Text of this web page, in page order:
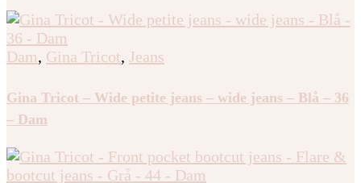
Dam, Gina Tricot, Jeans
Gina Tricot – Wide petite jeans – wide jeans – Blå – 36
– Dam